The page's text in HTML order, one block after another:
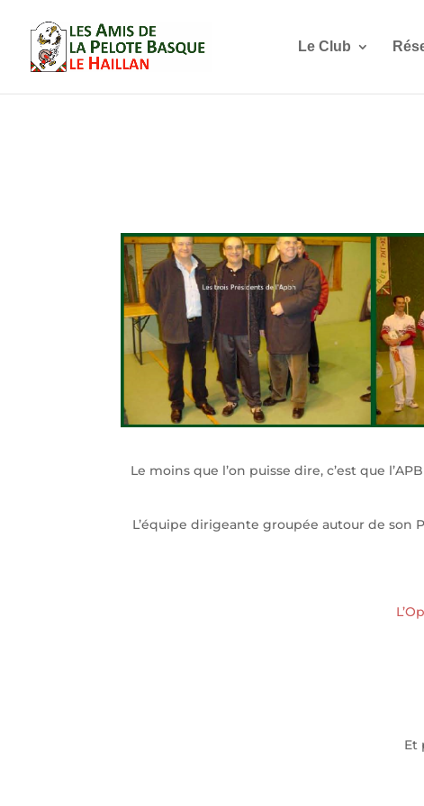
Le Club
Le moins que l’on puisse dire, c’est que
L’équipe dirigeante groupée autour de son
Et